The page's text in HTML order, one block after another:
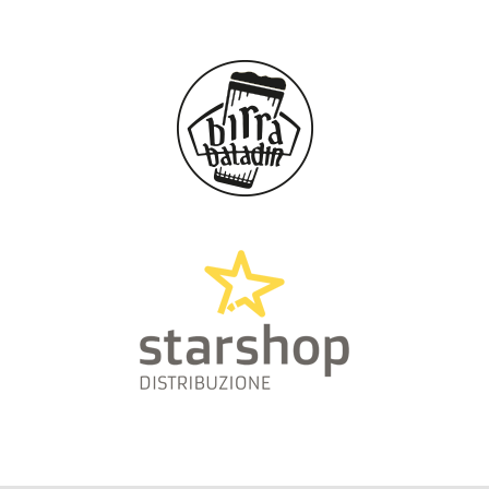
ARKHAM COMICS AND GAMES
CERIGNOLA (FG)
CERTALDO (FI)
MANI DI KINA
CERVIGNANO DEL FRIULI (UD)